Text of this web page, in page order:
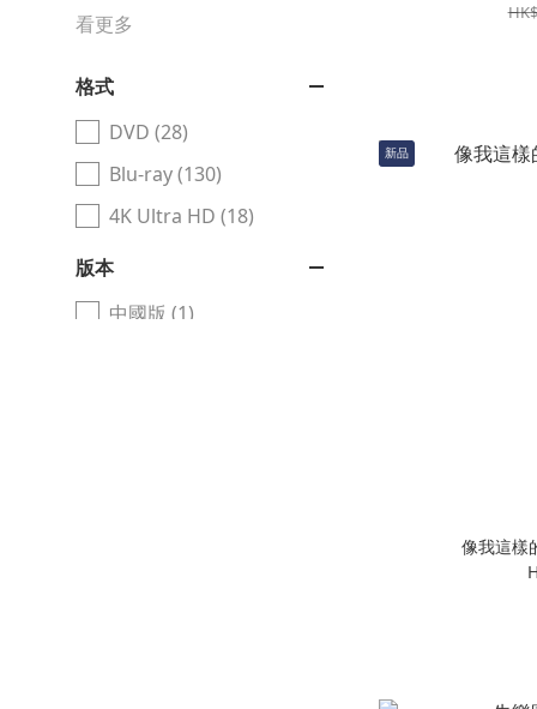
看更多
格式
DVD (28)
Blu-ray (130)
4K Ultra HD (18)
版本
中國版 (1)
新品
像我這樣